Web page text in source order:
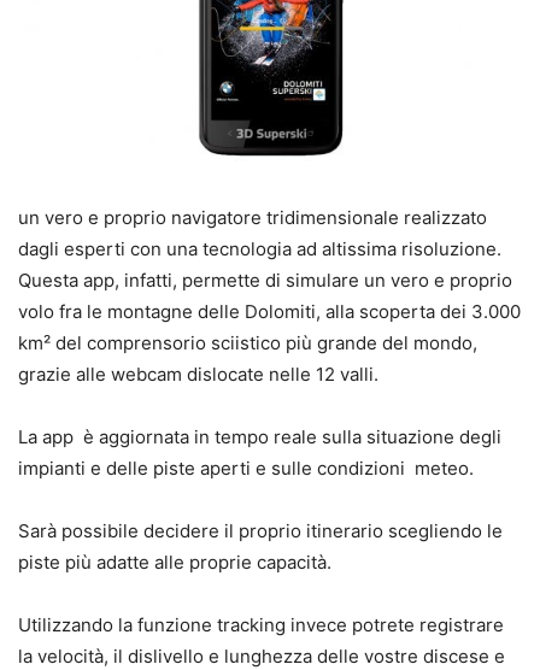
un vero e proprio navigatore tridimensionale realizzato
dagli esperti con una tecnologia ad altissima risoluzione.
Questa app, infatti, permette di simulare un vero e proprio
volo fra le montagne delle Dolomiti, alla scoperta dei 3.000
km² del comprensorio sciistico più grande del mondo,
grazie alle webcam dislocate nelle 12 valli.
La app è aggiornata in tempo reale sulla situazione degli
impianti e delle piste aperti e sulle condizioni meteo.
Sarà possibile decidere il proprio itinerario scegliendo le
piste più adatte alle proprie capacità.
Utilizzando la funzione tracking invece potrete registrare
la velocità, il dislivello e lunghezza delle vostre discese e